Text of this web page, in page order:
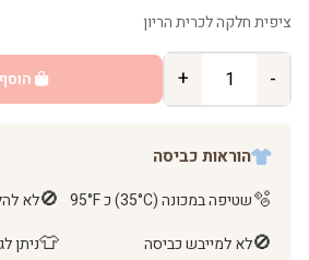
ציפית חלקה לכרית הריון
-
+
הוראות כביסה
🫧שטיפה במכונה (35°C) כ 95°F 🚫לא
🚫לא למייבש כביסה 👕ניתן